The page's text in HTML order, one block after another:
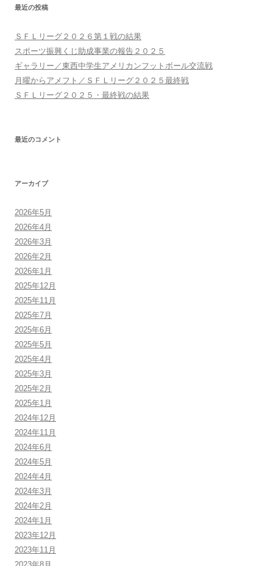
ョ
ン
最近の投稿
ＳＦＬリーグ２０２６第１戦の結果
スポーツ振興くじ助成事業の報告２０２５
ギャラリー／東西中学生アメリカンフットボール交流戦
月曜からアメフト／ＳＦＬリーグ２０２５最終戦
ＳＦＬリーグ２０２５・最終戦の結果
最近のコメント
アーカイブ
2026年5月
2026年4月
2026年3月
2026年2月
2026年1月
2025年12月
2025年11月
2025年7月
2025年6月
2025年5月
2025年4月
2025年3月
2025年2月
2025年1月
2024年12月
2024年11月
2024年6月
2024年5月
2024年4月
2024年3月
2024年2月
2024年1月
2023年12月
2023年11月